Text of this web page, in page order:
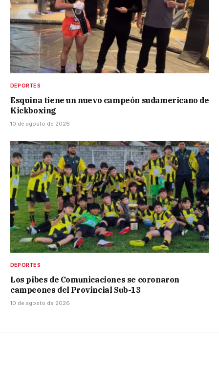
DEPORTES
Esquina tiene un nuevo campeón sudamericano de
Kickboxing
10 de agosto de 2026
DEPORTES
Los pibes de Comunicaciones se coronaron
campeones del Provincial Sub-13
10 de agosto de 2026